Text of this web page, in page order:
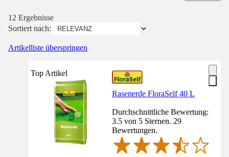
12 Ergebnisse
Sortiert nach:
Artikelliste überspringen
Top Artikel
Rasenerde FloraSelf 40 L
Durchschnittliche Bewertung:
3.5 von 5 Sternen. 29
Bewertungen.